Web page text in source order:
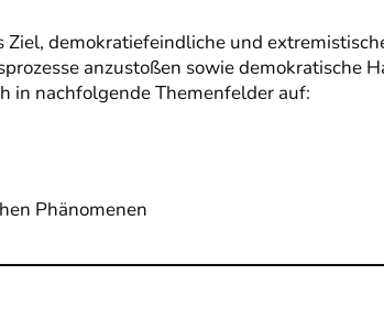
demokratiefeindliche und
anzustoßen sowie demokratische
in nachfolgende Themenfelder auf:
Phänomenen